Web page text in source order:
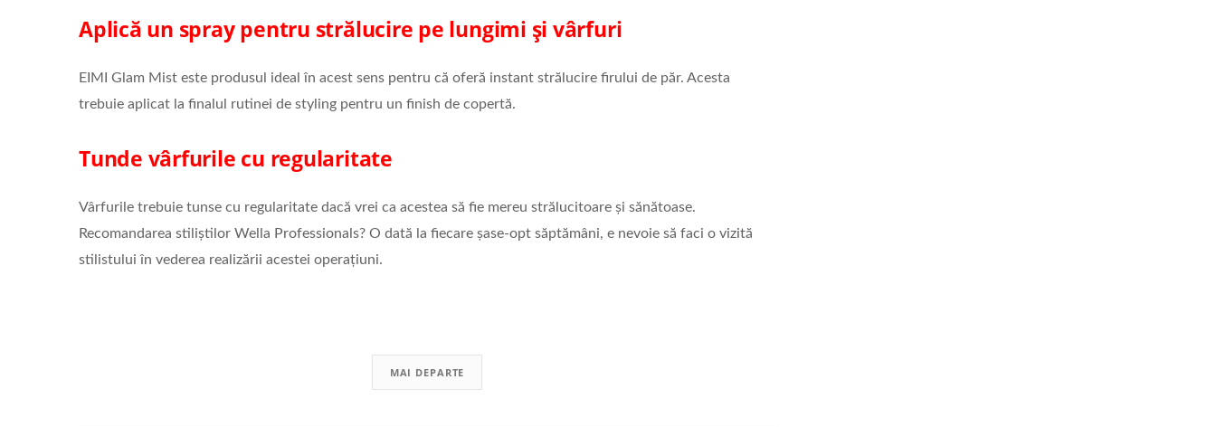
Aplică un spray pentru strălucire pe lungimi și vârfuri
EIMI Glam Mist este produsul ideal în acest sens pentru că oferă instant strălucire firului de păr. Acesta
trebuie aplicat la finalul rutinei de styling pentru un finish de copertă.
Tunde vârfurile cu regularitate
Vârfurile trebuie tunse cu regularitate dacă vrei ca acestea să fie mereu strălucitoare și sănătoase.
Recomandarea stiliștilor Wella Professionals? O dată la fiecare șase-opt săptămâni, e nevoie să faci o vizită
stilistului în vederea realizării acestei operațiuni.
MAI DEPARTE